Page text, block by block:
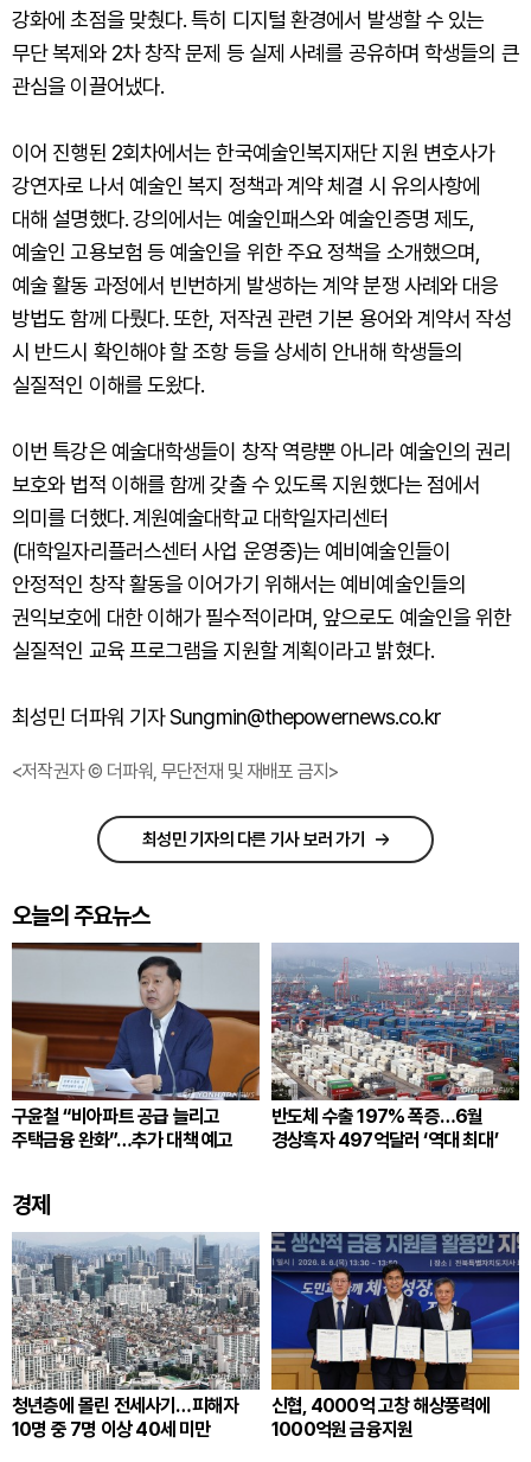
강화에 초점을 맞췄다. 특히 디지털 환경에서 발생할 수 있는
무단 복제와 2차 창작 문제 등 실제 사례를 공유하며 학생들의 큰
관심을 이끌어냈다.
이어 진행된 2회차에서는 한국예술인복지재단 지원 변호사가
강연자로 나서 예술인 복지 정책과 계약 체결 시 유의사항에
대해 설명했다. 강의에서는 예술인패스와 예술인증명 제도,
예술인 고용보험 등 예술인을 위한 주요 정책을 소개했으며,
예술 활동 과정에서 빈번하게 발생하는 계약 분쟁 사례와 대응
방법도 함께 다뤘다. 또한, 저작권 관련 기본 용어와 계약서 작성
시 반드시 확인해야 할 조항 등을 상세히 안내해 학생들의
실질적인 이해를 도왔다.
이번 특강은 예술대학생들이 창작 역량뿐 아니라 예술인의 권리
보호와 법적 이해를 함께 갖출 수 있도록 지원했다는 점에서
의미를 더했다. 계원예술대학교 대학일자리센터
(대학일자리플러스센터 사업 운영중)는 예비예술인들이
안정적인 창작 활동을 이어가기 위해서는 예비예술인들의
권익보호에 대한 이해가 필수적이라며, 앞으로도 예술인을 위한
실질적인 교육 프로그램을 지원할 계획이라고 밝혔다.
최성민 더파워 기자 Sungmin@thepowernews.co.kr
<저작권자 © 더파워, 무단전재 및 재배포 금지>
최성민 기자의 다른 기사 보러 가기
오늘의 주요뉴스
구윤철 “비아파트 공급 늘리고
주택금융 완화”…추가 대책 예고
반도체 수출 197% 폭증…6월
경상흑자 497억달러 ‘역대 최대’
경제
청년층에 몰린 전세사기…피해자
10명 중 7명 이상 40세 미만
신협, 4000억 고창 해상풍력에
1000억원 금융지원